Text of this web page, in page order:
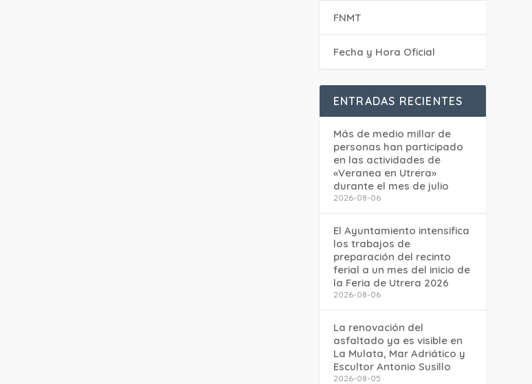
FNMT
Fecha y Hora Oficial
ENTRADAS RECIENTES
Más de medio millar de
personas han participado
en las actividades de
«Veranea en Utrera»
durante el mes de julio
2026-08-06
El Ayuntamiento intensifica
los trabajos de
preparación del recinto
ferial a un mes del inicio de
la Feria de Utrera 2026
2026-08-06
La renovación del
asfaltado ya es visible en
La Mulata, Mar Adriático y
Escultor Antonio Susillo
2026-08-05